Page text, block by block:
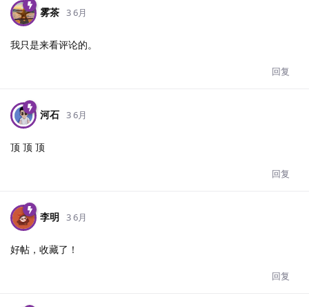
雾茶 3 6月
我只是来看评论的。
回复
河石 3 6月
顶 顶 顶
回复
李明 3 6月
好帖，收藏了！
回复